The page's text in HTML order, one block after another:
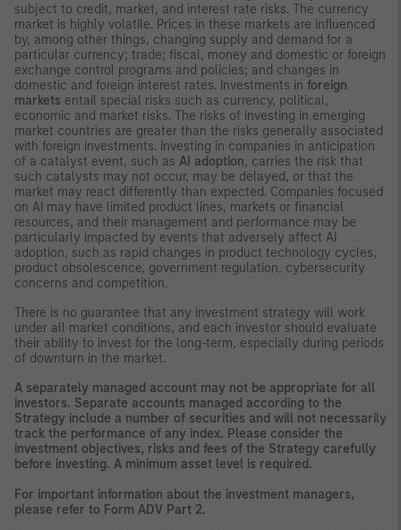
subject to credit, market, and interest rate risks. The currency
market is highly volatile. Prices in these markets are influenced
by, among other things, changing supply and demand for a
particular currency; trade; fiscal, money and domestic or foreign
exchange control programs and policies; and changes in
domestic and foreign interest rates. Investments in foreign
markets entail special risks such as currency, political,
economic and market risks. The risks of investing in emerging
market countries are greater than the risks generally associated
with foreign investments. Investing in companies in anticipation
of a catalyst event, such as AI adoption, carries the risk that
such catalysts may not occur, may be delayed, or that the
market may react differently than expected. Companies focused
on AI may have limited product lines, markets or financial
resources, and their management and performance may be
particularly impacted by events that adversely affect AI
adoption, such as rapid changes in product technology cycles,
product obsolescence, government regulation, cybersecurity
concerns and competition.
There is no guarantee that any investment strategy will work
under all market conditions, and each investor should evaluate
their ability to invest for the long-term, especially during periods
of downturn in the market.
A separately managed account may not be appropriate for all
investors. Separate accounts managed according to the
Strategy include a number of securities and will not necessarily
track the performance of any index. Please consider the
investment objectives, risks and fees of the Strategy carefully
before investing. A minimum asset level is required.
For important information about the investment managers,
please refer to Form ADV Part 2.